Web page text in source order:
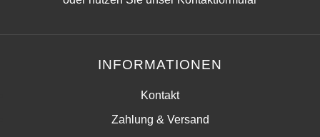
INFORMATIONEN
Kontakt
Zahlung & Versand